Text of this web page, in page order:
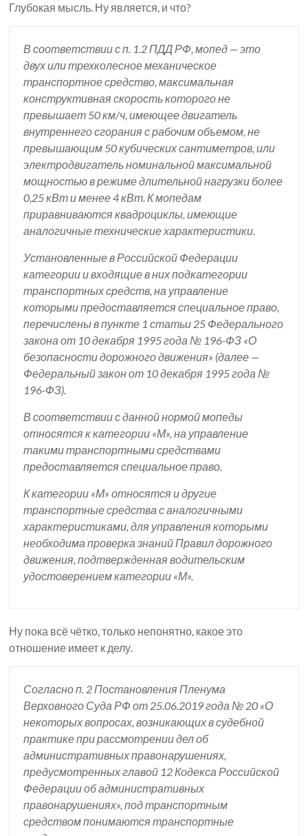
Глубокая мысль. Ну является, и что?
В соответствии с п. 1.2 ПДД РФ, мопед — это
двух или трехколесное механическое
транспортное средство, максимальная
конструктивная скорость которого не
превышает 50 км/ч, имеющее двигатель
внутреннего сгорания с рабочим объемом, не
превышающим 50 кубических сантиметров, или
электродвигатель номинальной максимальной
мощностью в режиме длительной нагрузки более
0,25 кВт и менее 4 кВт. К мопедам
приравниваются квадроциклы, имеющие
аналогичные технические характеристики.
Установленные в Российской Федерации
категории и входящие в них подкатегории
транспортных средств, на управление
которыми предоставляется специальное право,
перечислены в пункте 1 статьи 25 Федерального
закона от 10 декабря 1995 года № 196-ФЗ «О
безопасности дорожного движения» (далее —
Федеральный закон от 10 декабря 1995 года №
196-ФЗ).
В соответствии с данной нормой мопеды
относятся к категории «М», на управление
такими транспортными средствами
предоставляется специальное право.
К категории «М» относятся и другие
транспортные средства с аналогичными
характеристиками, для управления которыми
необходима проверка знаний Правил дорожного
движения, подтвержденная водительским
удостоверением категории «М».
Ну пока всё чётко, только непонятно, какое это
отношение имеет к делу.
Согласно п. 2 Постановления Пленума
Верховного Суда РФ от 25.06.2019 года № 20 «О
некоторых вопросах, возникающих в судебной
практике при рассмотрении дел об
административных правонарушениях,
предусмотренных главой 12 Кодекса Российской
Федерации об административных
правонарушениях», под транспортным
средством понимаются транспортные